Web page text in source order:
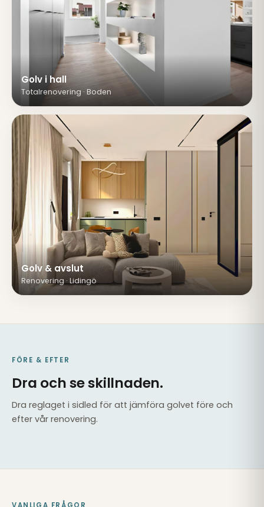
Golv i hall
Totalrenovering · Boden
Golv & avslut
Renovering · Lidingö
FÖRE & EFTER
Dra och se skillnaden.
Dra reglaget i sidled för att jämföra golvet före och
efter vår renovering.